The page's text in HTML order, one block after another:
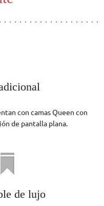
con camas Queen con
de pantalla plana.
de lujo